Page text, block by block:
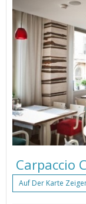
Carpaccio
Auf Der Karte